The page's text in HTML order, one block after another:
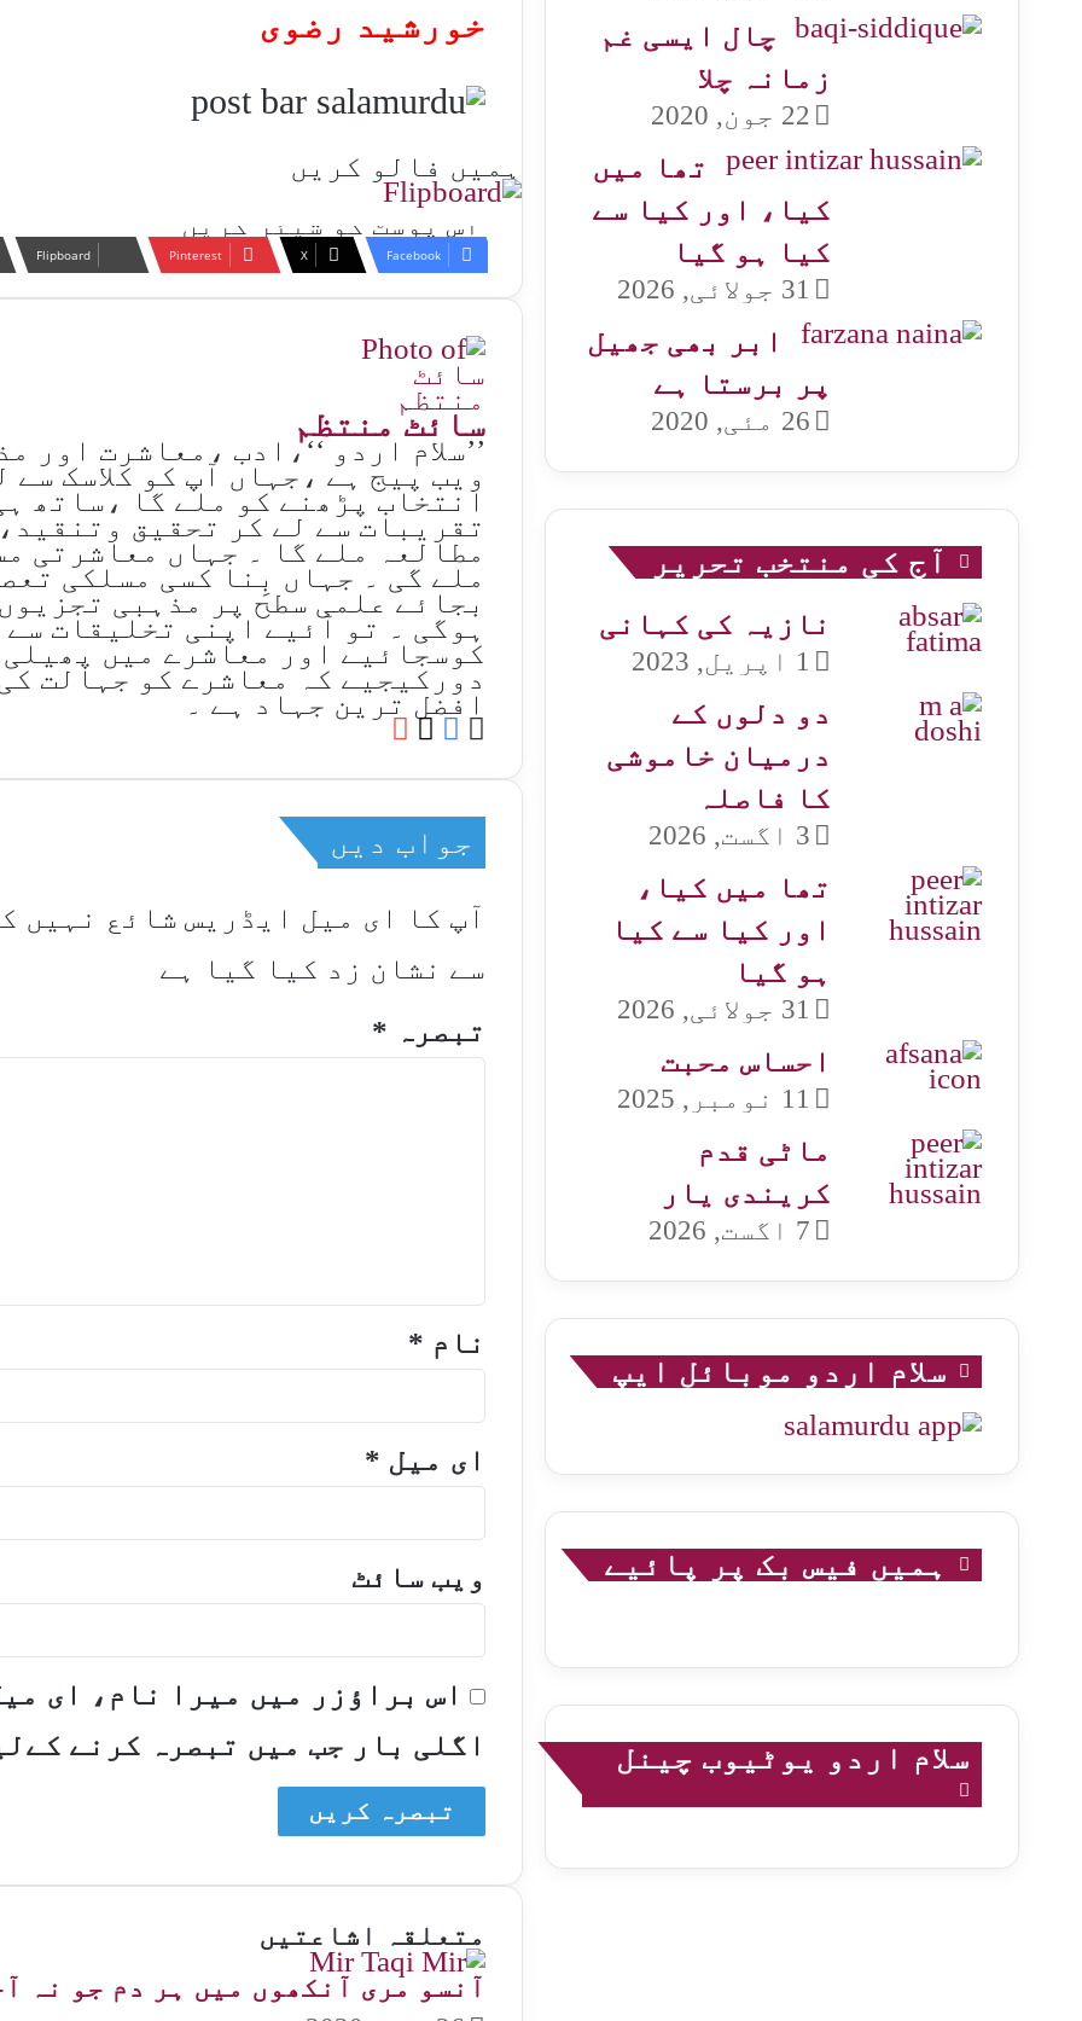
خورشید رضوی
ہمیں فالو کریں
اس پوسٹ کو شیئر کریں
Facebook
X
Pinterest
Flipboard
سائٹ منتظم
’’سلام اردو ‘‘،ادب ،معاشرت
ویب پیج ہے ،جہاں آپ کو کلاسک
انتخاب پڑھنے کو ملے گا ،ساتھ
تقریبات سے لے کر تحقیق
مطالعہ ملے گا ۔ جہاں معاشرتی
ملے گی ۔ جہاں بِنا کسی مسلکی
بجائے علمی سطح پر مذہبی
ہوگی ۔ تو آئیے اپنی تخلیقات سے
کوسجائیے اور معاشرے میں
دورکیجیے کہ معاشرے کو جہالت
افضل ترین جہاد ہے ۔
Website
Facebook
X
YouTube
جواب دیں
آپ کا ای میل ایڈریس شائع نہیں
سے نشان زد کیا گیا ہے
تبصرہ *
نام *
ای میل *
ویب‌ سائٹ
اس براؤزر میں میرا نام، ای
اگلی بار جب میں تبصرہ کرنے
متعلقہ اشاعتیں
آنسو مری آنکھوں میں ہر دم جو نہ
چال ایسی غم
زمانہ چلا
22 جون, 2020
تھا میں
کیا، اور کیا سے
کیا ہو گیا
31 جولائی, 2026
ابر بھی جھیل
پر برستا ہے
26 مئی, 2020
آج کی منتخب تحریر
نازیہ کی کہانی
1 اپریل, 2023
دو دلوں کے
درمیان خاموشی
کا فاصلہ
3 اگست, 2026
تھا میں کیا،
اور کیا سے کیا
ہو گیا
31 جولائی, 2026
احساس محبت
11 نومبر, 2025
ماٹی قدم
کریندی یار
7 اگست, 2026
سلام اردو موبائل ایپ
ہمیں فیس بک پر پائیے
سلام اردو یوٹیوب چینل